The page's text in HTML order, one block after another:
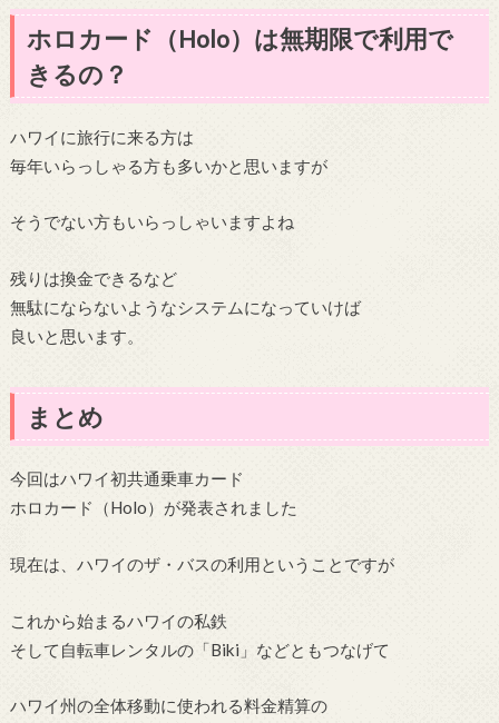
ホロカード（Holo）は無期限で利用で
きるの？
ハワイに旅行に来る方は
毎年いらっしゃる方も多いかと思いますが
そうでない方もいらっしゃいますよね
残りは換金できるなど
無駄にならないようなシステムになっていけば
良いと思います。
まとめ
今回はハワイ初共通乗車カード
ホロカード（Holo）が発表されました
現在は、ハワイのザ・バスの利用ということですが
これから始まるハワイの私鉄
そして自転車レンタルの「Biki」などともつなげて
ハワイ州の全体移動に使われる料金精算の